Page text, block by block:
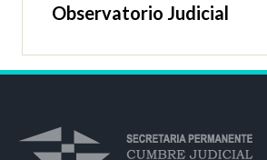
Observatorio Judicial